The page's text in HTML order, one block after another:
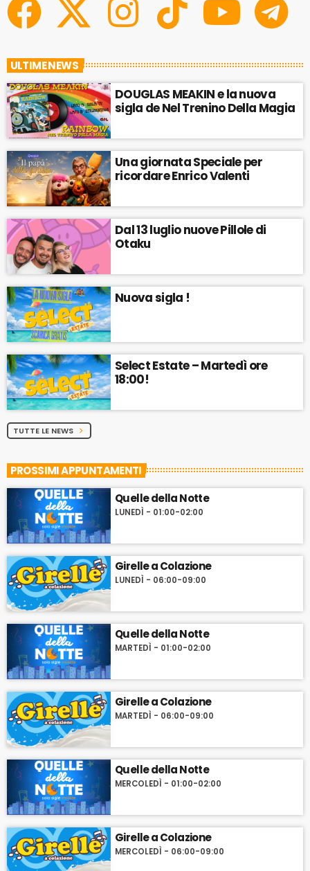
ULTIME NEWS
DOUGLAS MEAKIN e la nuova
sigla de Nel Trenino Della Magia
Una giornata Speciale per
ricordare Enrico Valenti
Dal 13 luglio nuove Pillole di
Otaku
Nuova sigla !
Select Estate – Martedì ore
18:00!
TUTTE LE NEWS chevron_right
PROSSIMI APPUNTAMENTI
Quelle della Notte
LUNEDÌ - 01:00-02:00
Girelle a Colazione
LUNEDÌ - 06:00-09:00
Quelle della Notte
MARTEDÌ - 01:00-02:00
Girelle a Colazione
MARTEDÌ - 06:00-09:00
Quelle della Notte
MERCOLEDÌ - 01:00-02:00
Girelle a Colazione
MERCOLEDÌ - 06:00-09:00